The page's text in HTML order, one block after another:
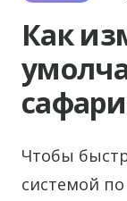
Как
Чтобы
системой